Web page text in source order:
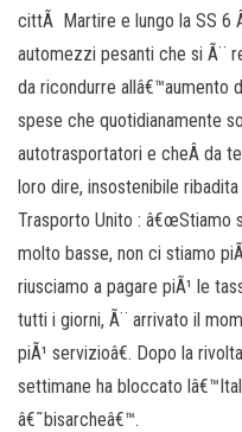
cittÃ Martire e lungo la SS 6
automezzi pesanti che si Ã¨
da ricondurre allâ€™aumento
spese che quotidianamente
autotrasportatori e cheÂ da
loro dire, insostenibile
Trasporto Unito : â€œStiamo
molto basse, non ci stiamo
riusciamo a pagare piÃ¹ le
tutti i giorni, Ã¨ arrivato il
piÃ¹ servizioâ€. Dopo la
settimane ha bloccato
â€˜bisarcheâ€™.